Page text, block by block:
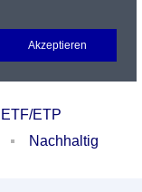
Login
ETF/ETP
Nachhaltig
Akzeptieren